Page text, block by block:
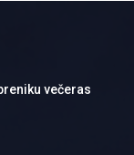
večeras